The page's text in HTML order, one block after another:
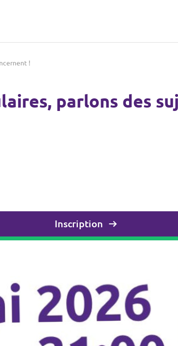
!
parlons des
Inscription